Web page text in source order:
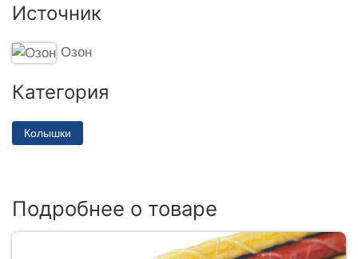
Источник
Озон
Категория
Колышки
Подробнее о товаре